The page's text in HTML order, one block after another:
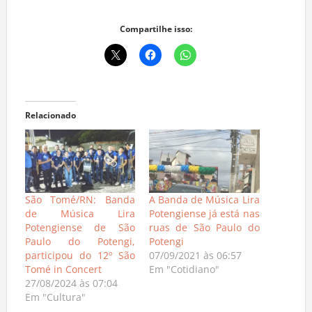
Compartilhe isso:
Relacionado
São Tomé/RN: Banda
de Música Lira
Potengiense de São
Paulo do Potengi,
participou do 12º São
Tomé in Concert
27/08/2024 às 07:04
Em "Cultura"
A Banda de Música Lira
Potengiense já está nas
ruas de São Paulo do
Potengi
07/09/2021 às 06:57
Em "Cotidiano"